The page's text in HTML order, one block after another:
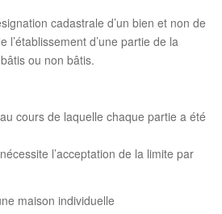
cadastrale d’un bien et non de
l’établissement d’une partie de la
ou non bâtis.
cours de laquelle chaque partie a été
l’acceptation de la limite par
maison individuelle